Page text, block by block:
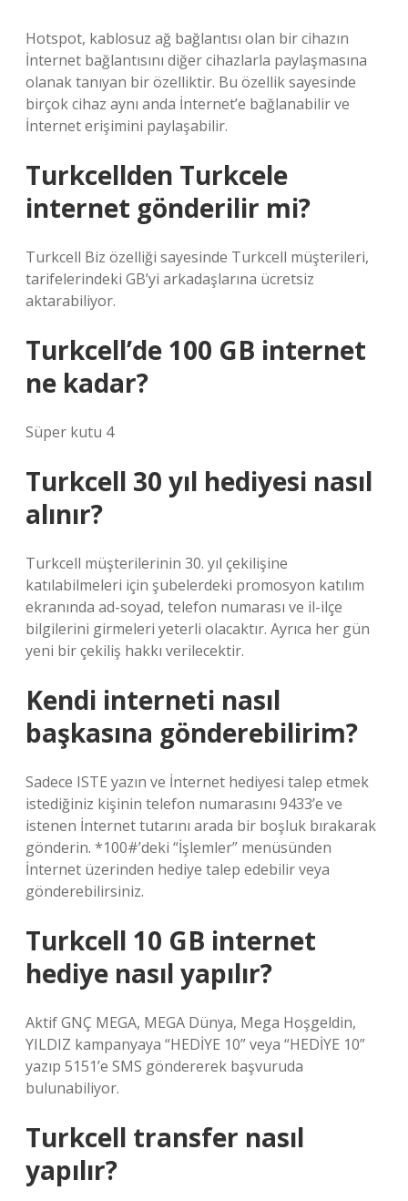
Hotspot, kablosuz ağ bağlantısı olan bir cihazın
İnternet bağlantısını diğer cihazlarla paylaşmasına
olanak tanıyan bir özelliktir. Bu özellik sayesinde
birçok cihaz aynı anda İnternet’e bağlanabilir ve
İnternet erişimini paylaşabilir.
Turkcellden Turkcele
internet gönderilir mi?
Turkcell Biz özelliği sayesinde Turkcell müşterileri,
tarifelerindeki GB’yi arkadaşlarına ücretsiz
aktarabiliyor.
Turkcell’de 100 GB internet
ne kadar?
Süper kutu 4
Turkcell 30 yıl hediyesi nasıl
alınır?
Turkcell müşterilerinin 30. yıl çekilişine
katılabilmeleri için şubelerdeki promosyon katılım
ekranında ad-soyad, telefon numarası ve il-ilçe
bilgilerini girmeleri yeterli olacaktır. Ayrıca her gün
yeni bir çekiliş hakkı verilecektir.
Kendi interneti nasıl
başkasına gönderebilirim?
Sadece ISTE yazın ve İnternet hediyesi talep etmek
istediğiniz kişinin telefon numarasını 9433’e ve
istenen İnternet tutarını arada bir boşluk bırakarak
gönderin. *100#’deki “İşlemler” menüsünden
İnternet üzerinden hediye talep edebilir veya
gönderebilirsiniz.
Turkcell 10 GB internet
hediye nasıl yapılır?
Aktif GNÇ MEGA, MEGA Dünya, Mega Hoşgeldin,
YILDIZ kampanyaya “HEDİYE 10” veya “HEDİYE 10”
yazıp 5151’e SMS göndererek başvuruda
bulunabiliyor.
Turkcell transfer nasıl
yapılır?